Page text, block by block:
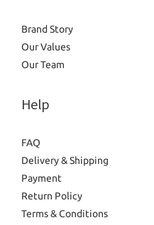
Brand Story
Our Values
Our Team
Help
FAQ
Delivery & Shipping
Payment
Return Policy
Terms & Conditions